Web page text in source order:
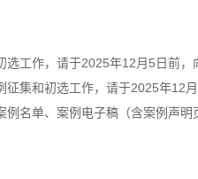
工作，请于2025年12月5日前，
集和初选工作，请于2025年12
名单、案例电子稿（含案例声